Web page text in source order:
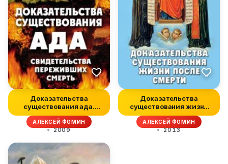
Доказательства
существования ада.
Свидетельства пе...
АЛЕКСЕЙ ФОМИН
2009
Доказательства
существования жизни
после смерти
АЛЕКСЕЙ ФОМИН
2013